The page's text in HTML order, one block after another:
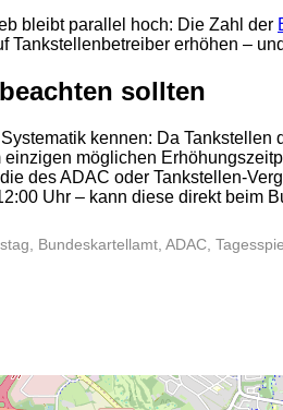
bleibt parallel hoch: Die Zahl der
Tankstellenbetreiber erhöhen –
sollten
kennen: Da
möglichen
des ADAC oder Tankstellen-
Uhr – kann diese direkt beim
Bundeskartellamt, ADAC,